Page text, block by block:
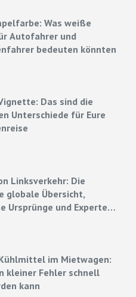
Was weiße
Autofahrer und
bedeuten könnten
Das sind die
Unterschiede für Eure
Linksverkehr: Die
globale Übersicht,
Ursprünge und Experten-
im Mietwagen:
kleiner Fehler schnell
kann